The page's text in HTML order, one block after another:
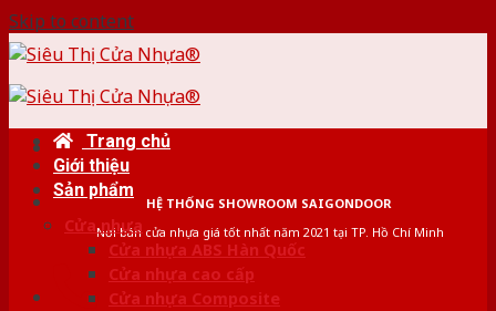
Skip to content
HỆ THỐNG SHOWROOM SAIGONDOOR
Nơi bán cửa nhựa giá tốt nhất năm 2021 tại TP. Hồ Chí Minh
Trang chủ
Giới thiệu
Sản phẩm
Cửa nhựa
Cửa nhựa ABS Hàn Quốc
Cửa nhựa cao cấp
Cửa nhựa Composite